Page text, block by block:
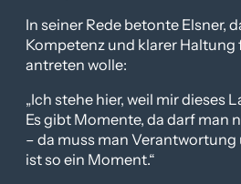
In seiner Rede betonte Elsner,
Kompetenz und klarer Haltung
antreten wolle:
„Ich stehe hier, weil mir dieses
Es gibt Momente, da darf man
– da muss man
ist so ein Moment.“